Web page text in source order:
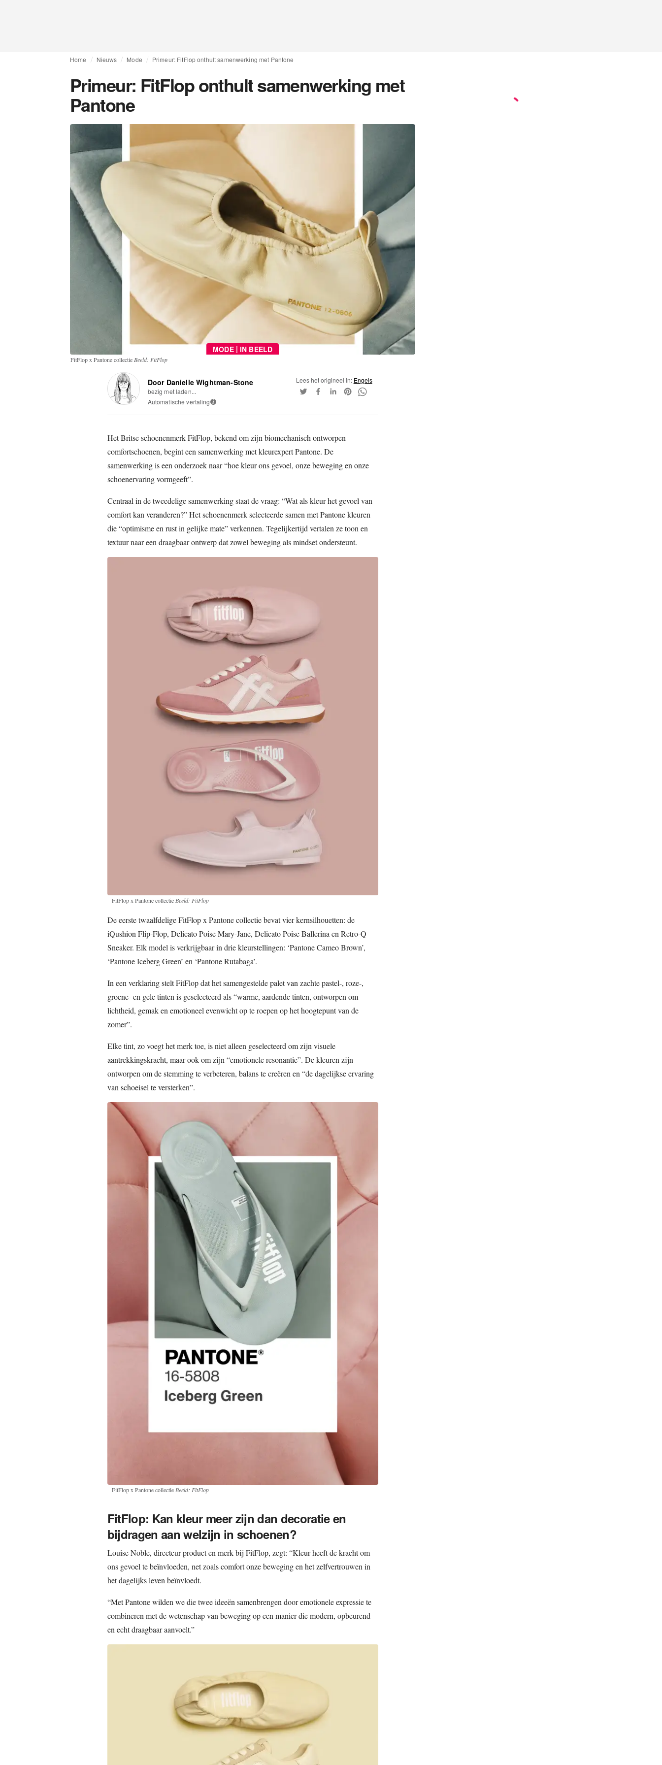
Home Nieuws Mode Primeur: FitFlop onthult samenwerking met Pantone
Primeur: FitFlop onthult samenwerking met
Pantone
MODE | IN BEELD
FitFlop x Pantone collectie Beeld: FitFlop
Door Danielle Wightman-Stone
bezig met laden...
Automatische vertaling i
Lees het origineel in: Engels
Het Britse schoenenmerk FitFlop, bekend om zijn biomechanisch ontworpen
comfortschoenen, begint een samenwerking met kleurexpert Pantone. De
samenwerking is een onderzoek naar “hoe kleur ons gevoel, onze beweging en onze
schoenervaring vormgeeft”.
Centraal in de tweedelige samenwerking staat de vraag: “Wat als kleur het gevoel van
comfort kan veranderen?” Het schoenenmerk selecteerde samen met Pantone kleuren
die “optimisme en rust in gelijke mate” verkennen. Tegelijkertijd vertalen ze toon en
textuur naar een draagbaar ontwerp dat zowel beweging als mindset ondersteunt.
FitFlop x Pantone collectie Beeld: FitFlop
De eerste twaalfdelige FitFlop x Pantone collectie bevat vier kernsilhouetten: de
iQushion Flip-Flop, Delicato Poise Mary-Jane, Delicato Poise Ballerina en Retro-Q
Sneaker. Elk model is verkrijgbaar in drie kleurstellingen: ‘Pantone Cameo Brown’,
‘Pantone Iceberg Green’ en ‘Pantone Rutabaga’.
In een verklaring stelt FitFlop dat het samengestelde palet van zachte pastel-, roze-,
groene- en gele tinten is geselecteerd als “warme, aardende tinten, ontworpen om
lichtheid, gemak en emotioneel evenwicht op te roepen op het hoogtepunt van de
zomer”.
Elke tint, zo voegt het merk toe, is niet alleen geselecteerd om zijn visuele
aantrekkingskracht, maar ook om zijn “emotionele resonantie”. De kleuren zijn
ontworpen om de stemming te verbeteren, balans te creëren en “de dagelijkse ervaring
van schoeisel te versterken”.
FitFlop x Pantone collectieBeeld: FitFlop
FitFlop: Kan kleur meer zijn dan decoratie en
bijdragen aan welzijn in schoenen?
Louise Noble, directeur product en merk bij FitFlop, zegt: “Kleur heeft de kracht om
ons gevoel te beïnvloeden, net zoals comfort onze beweging en het zelfvertrouwen in
het dagelijks leven beïnvloedt.
“Met Pantone wilden we die twee ideeën samenbrengen door emotionele expressie te
combineren met de wetenschap van beweging op een manier die modern, opbeurend
en echt draagbaar aanvoelt.”